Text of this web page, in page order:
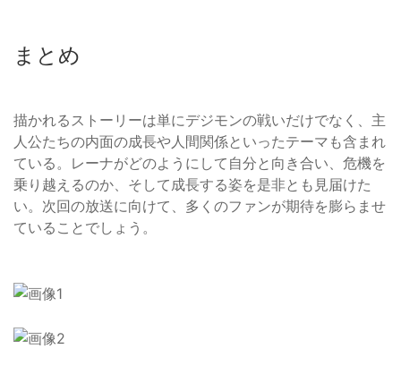
まとめ
描かれるストーリーは単にデジモンの戦いだけでなく、主
人公たちの内面の成長や人間関係といったテーマも含まれ
ている。レーナがどのようにして自分と向き合い、危機を
乗り越えるのか、そして成長する姿を是非とも見届けた
い。次回の放送に向けて、多くのファンが期待を膨らませ
ていることでしょう。